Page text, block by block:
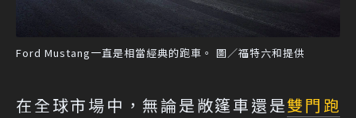
Ford Mustang一直是相當經典的跑車。 圖／福特六和提供
在全球市場中，無論是敞篷車還是雙門跑